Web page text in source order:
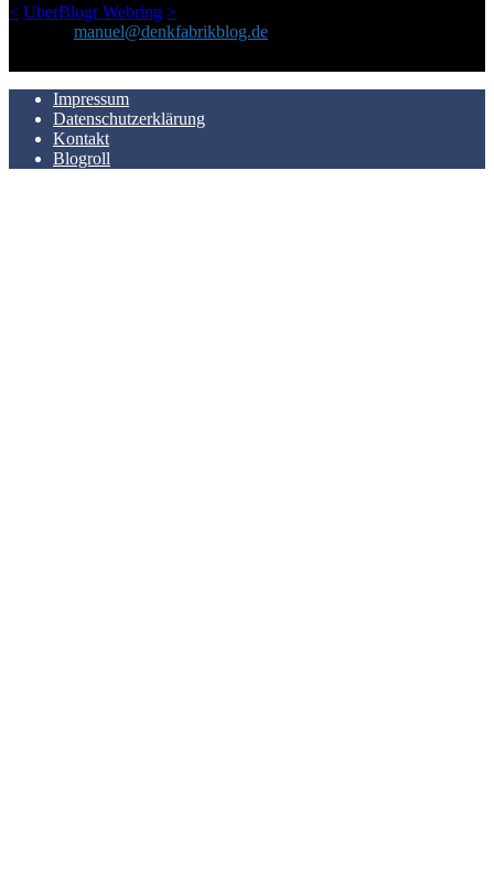
< UberBlogr Webring >
manuel@denkfabrikblog.de
Impressum
Datenschutzerklärung
Kontakt
Blogroll